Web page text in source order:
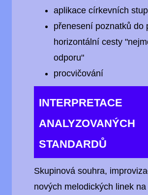
aplikace církevních
přenesení poznatků do
horizontální cesty
odporu"
procvičování
INTERPRETACE
ANALYZOVANÝCH
STANDARDŮ
Skupinová souhra,
nových melodických linek